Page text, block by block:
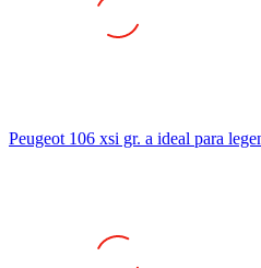
Peugeot 106 xsi gr. a ideal para